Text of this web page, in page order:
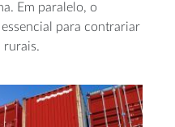
Em paralelo, o
para contrariar
rurais.